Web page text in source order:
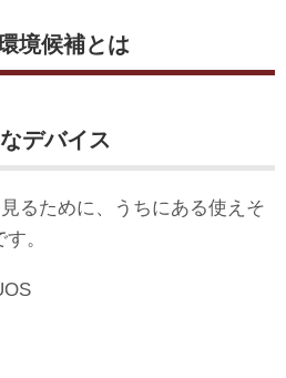
境候補とは
デバイス
るために、うちにある使えそ
。